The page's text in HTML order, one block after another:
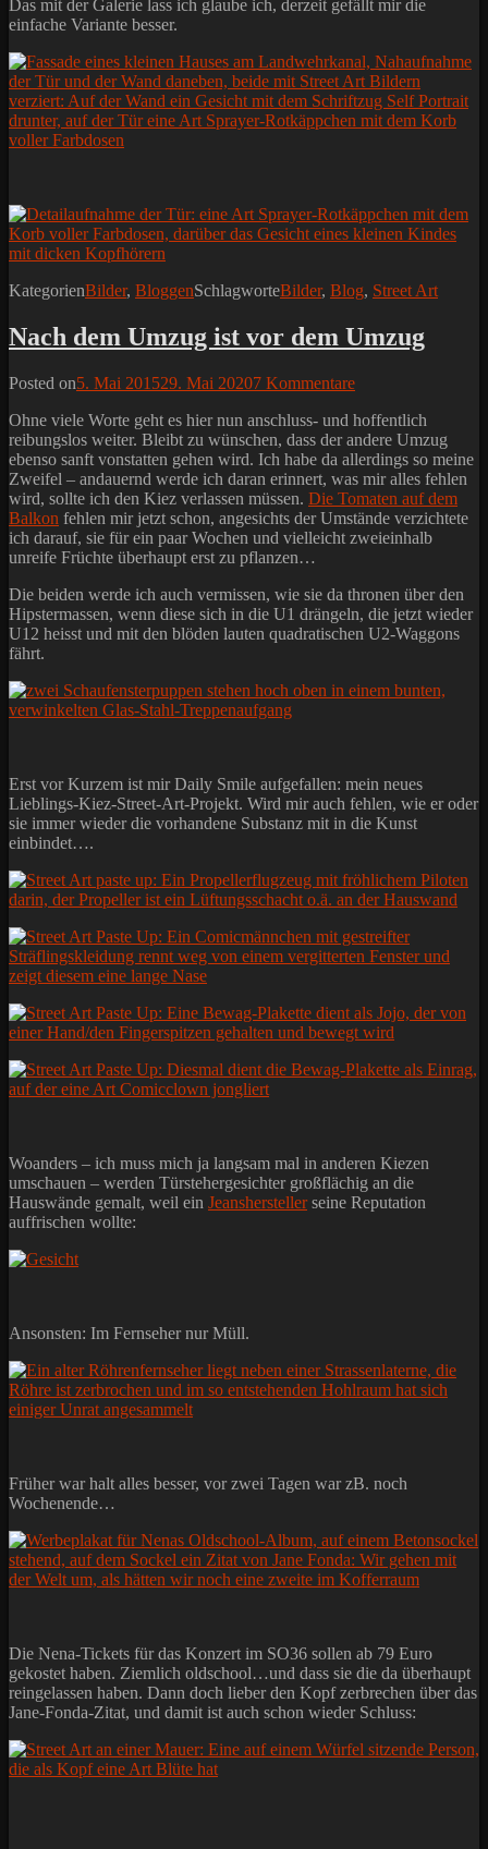
Das mit der Galerie lass ich glaube ich, derzeit gefällt mir die
einfache Variante besser.
KategorienBilder, BloggenSchlagworteBilder, Blog, Street Art
Nach dem Umzug ist vor dem Umzug
Posted on5. Mai 201529. Mai 20207 Kommentare
Ohne viele Worte geht es hier nun anschluss- und hoffentlich
reibungslos weiter. Bleibt zu wünschen, dass der andere Umzug
ebenso sanft vonstatten gehen wird. Ich habe da allerdings so meine
Zweifel – andauernd werde ich daran erinnert, was mir alles fehlen
wird, sollte ich den Kiez verlassen müssen. Die Tomaten auf dem
Balkon fehlen mir jetzt schon, angesichts der Umstände verzichtete
ich darauf, sie für ein paar Wochen und vielleicht zweieinhalb
unreife Früchte überhaupt erst zu pflanzen…
Die beiden werde ich auch vermissen, wie sie da thronen über den
Hipstermassen, wenn diese sich in die U1 drängeln, die jetzt wieder
U12 heisst und mit den blöden lauten quadratischen U2-Waggons
fährt.
Erst vor Kurzem ist mir Daily Smile aufgefallen: mein neues
Lieblings-Kiez-Street-Art-Projekt. Wird mir auch fehlen, wie er oder
sie immer wieder die vorhandene Substanz mit in die Kunst
einbindet….
Woanders – ich muss mich ja langsam mal in anderen Kiezen
umschauen – werden Türstehergesichter großflächig an die
Hauswände gemalt, weil ein Jeansherstellerseine Reputation
auffrischen wollte:
Ansonsten: Im Fernseher nur Müll.
Früher war halt alles besser, vor zwei Tagen war zB. noch
Wochenende…
Die Nena-Tickets für das Konzert im SO36 sollen ab 79 Euro
gekostet haben. Ziemlich oldschool…und dass sie die da überhaupt
reingelassen haben. Dann doch lieber den Kopf zerbrechen über das
Jane-Fonda-Zitat, und damit ist auch schon wieder Schluss: